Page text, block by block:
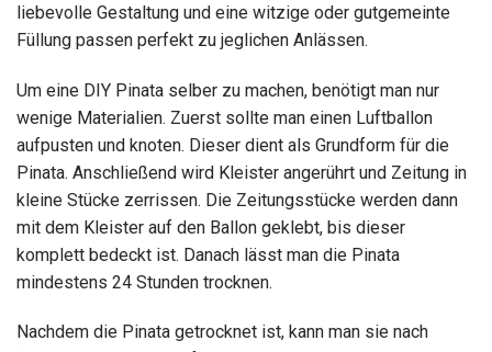
liebevolle Gestaltung und eine witzige oder gutgemeinte
Füllung passen perfekt zu jeglichen Anlässen.
Um eine DIY Pinata selber zu machen, benötigt man nur
wenige Materialien. Zuerst sollte man einen Luftballon
aufpusten und knoten. Dieser dient als Grundform für die
Pinata. Anschließend wird Kleister angerührt und Zeitung in
kleine Stücke zerrissen. Die Zeitungsstücke werden dann
mit dem Kleister auf den Ballon geklebt, bis dieser
komplett bedeckt ist. Danach lässt man die Pinata
mindestens 24 Stunden trocknen.
Nachdem die Pinata getrocknet ist, kann man sie nach